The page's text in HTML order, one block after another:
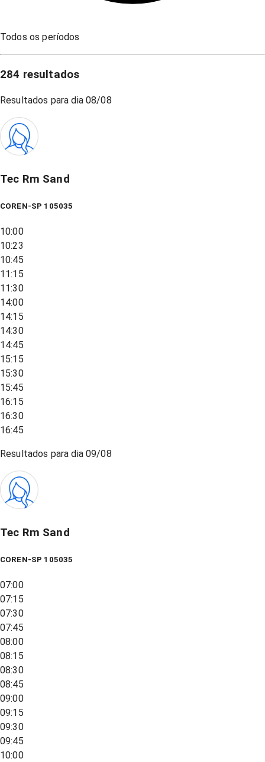
Todos os períodos
284 resultados
Resultados para dia 08/08
Tec Rm Sand
COREN-SP 105035
10:00
10:23
10:45
11:15
11:30
14:00
14:15
14:30
14:45
15:15
15:30
15:45
16:15
16:30
16:45
Resultados para dia09/08
Tec Rm Sand
COREN-SP 105035
07:00
07:15
07:30
07:45
08:00
08:15
08:30
08:45
09:00
09:15
09:30
09:45
10:00